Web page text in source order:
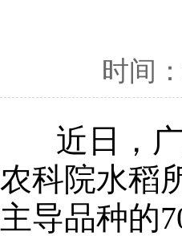
时间
近日，广
农科院水稻
主导品种的